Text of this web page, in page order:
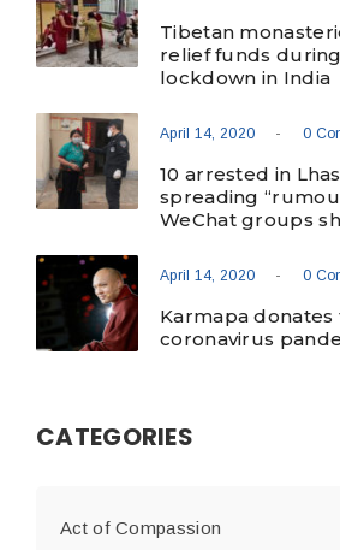
Tibetan
relief funds during
lockdown in India
April 14, 2020 - 0
10 arrested in
spreading
WeChat groups
April 14, 2020 - 0
Karmapa
coronavirus
CATEGORIES
Act of Compassion